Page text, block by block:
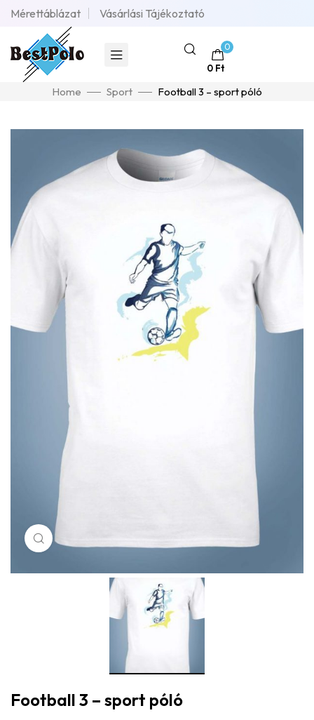
Mérettáblázat Vásárlási Tájékoztató
0
0 Ft
Home Sport Football 3 – sport póló
Football 3 – sport póló